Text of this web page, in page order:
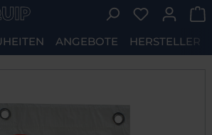
Du hast 0
ANGEBOTE HERSTELLER